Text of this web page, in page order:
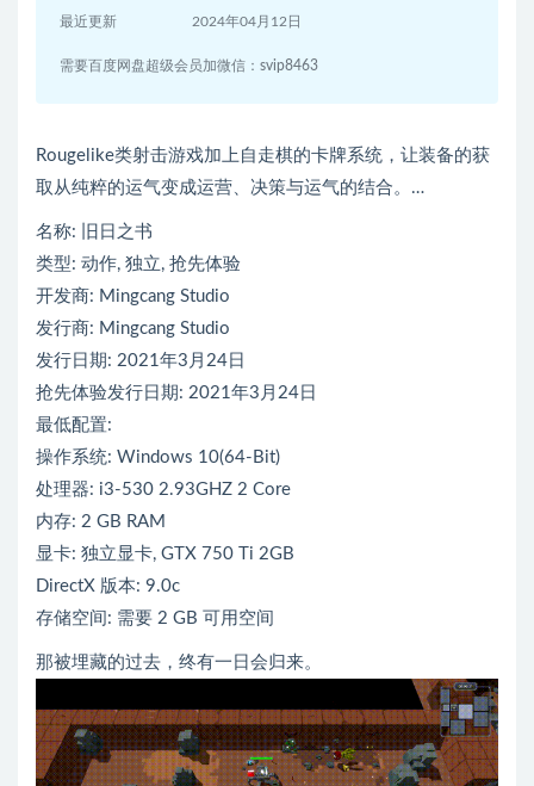
最近更新 2024年04月12日
需要百度网盘超级会员加微信：svip8463
Rougelike类射击游戏加上自走棋的卡牌系统，让装备的获
取从纯粹的运气变成运营、决策与运气的结合。…
名称: 旧日之书
类型: 动作, 独立, 抢先体验
开发商: Mingcang Studio
发行商: Mingcang Studio
发行日期: 2021年3月24日
抢先体验发行日期: 2021年3月24日
最低配置:
操作系统: Windows 10(64-Bit)
处理器: i3-530 2.93GHZ 2 Core
内存: 2 GB RAM
显卡: 独立显卡, GTX 750 Ti 2GB
DirectX 版本: 9.0c
存储空间: 需要 2 GB 可用空间
那被埋藏的过去，终有一日会归来。